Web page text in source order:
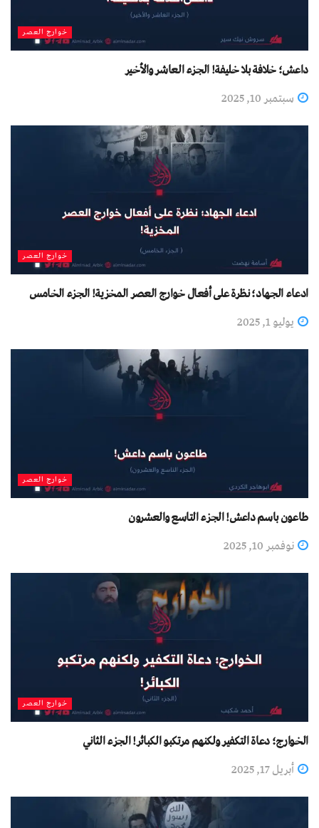
خوارج العصر
داعش؛ خلافة بلا خليفة! الجزء العاشر والأخير
سبتمبر 10, 2025
خوارج العصر
ادعاء الجهاد؛ نظرة على أفعال خوارج العصر المخزية! الجزء الخامس
يوليو 1, 2025
خوارج العصر
طاعون باسم داعش! الجزء التاسع والعشرون
نوفمبر 10, 2025
خوارج العصر
الخوارج؛ دعاة التكفير ولكنهم مرتكبو الكبائر! الجزء الثاني
أبريل 17, 2025